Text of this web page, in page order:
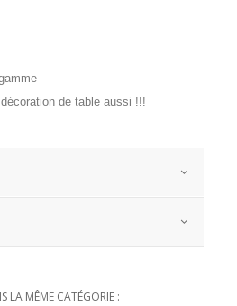
de table aussi !!!
LA MÊME CATÉGORIE :